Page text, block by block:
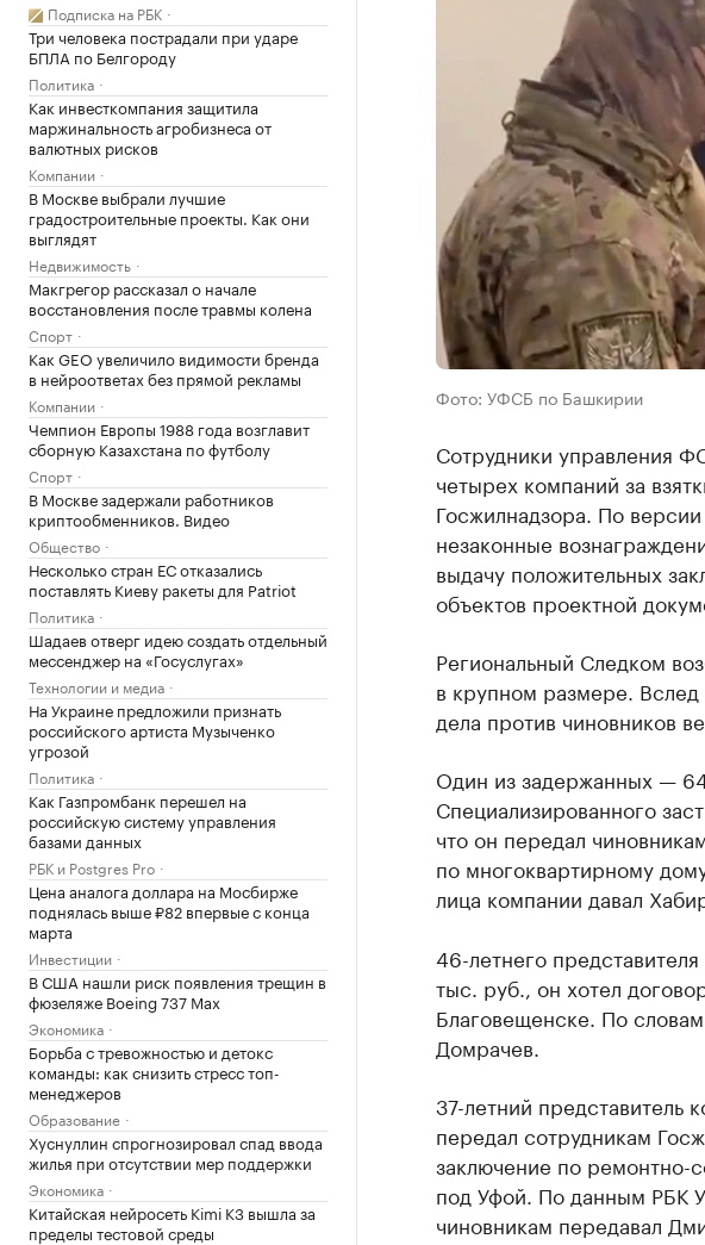
Подписка на РБК
Три человека пострадали при ударе
БПЛА по Белгороду
Политика
Как инвесткомпания защитила
маржинальность агробизнеса от
валютных рисков
Компании
В Москве выбрали лучшие
градостроительные проекты. Как они
выглядят
Недвижимость
Макгрегор рассказал о начале
восстановления после травмы колена
Спорт
Как GEO увеличило видимости бренда
в нейроответах без прямой рекламы
Компании
Чемпион Европы 1988 года возглавит
сборную Казахстана по футболу
Спорт
В Москве задержали работников
криптообменников. Видео
Общество
Несколько стран ЕС отказались
поставлять Киеву ракеты для Patriot
Политика
Шадаев отверг идею создать отдельный
мессенджер на «Госуслугах»
Технологии и медиа
На Украине предложили признать
российского артиста Музыченко
угрозой
Политика
Как Газпромбанк перешел на
российскую систему управления
базами данных
РБК и Postgres Pro
Цена аналога доллара на Мосбирже
поднялась выше ₽82 впервые с конца
марта
Инвестиции
В США нашли риск появления трещин в
фюзеляже Boeing 737 Max
Экономика
Борьба с тревожностью и детокс
команды: как снизить стресс топ-
менеджеров
Образование
Хуснуллин спрогнозировал спад ввода
жилья при отсутствии мер поддержки
Экономика
Китайская нейросеть Kimi K3 вышла за
пределы тестовой среды
Фото: УФСБ по Башкирии
Сотрудники управления
четырех компаний за
Госжилнадзора. По
незаконные
выдачу положительных
объектов проектной
Региональный Следком
в крупном размере.
дела против чиновников
Один из задержанных —
Специализированного
что он передал
по многоквартирному
лица компании давал
46-летнего
тыс. руб., он хотел
Благовещенске. По
Домрачев.
37-летний представитель
передал сотрудникам
заключение по ремонтно-
под Уфой. По данным РБК
чиновникам передавал